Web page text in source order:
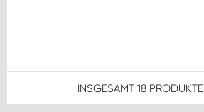
INSGESAMT 18 PRODUKTE